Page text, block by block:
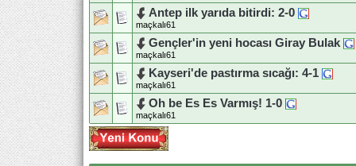
Antep ilk yarıda bitirdi: 2-0
maçkalı61
Gençler'in yeni hocası Giray Bulak
maçkalı61
Kayseri'de pastırma sıcağı: 4-1
maçkalı61
Oh be Es Es Varmış! 1-0
maçkalı61